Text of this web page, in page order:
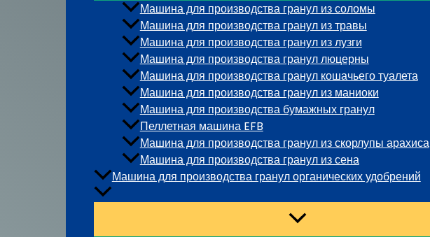
Машина для производства гранул из соломы
Машина для производства гранул из травы
Машина для производства гранул из лузги
Машина для производства гранул люцерны
Машина для производства гранул кошачьего туалета
Машина для производства гранул из маниоки
Машина для производства бумажных гранул
Пеллетная машина EFB
Машина для производства гранул из скорлупы арахиса
Машина для производства гранул из сена
Машина для производства гранул органических удобрений